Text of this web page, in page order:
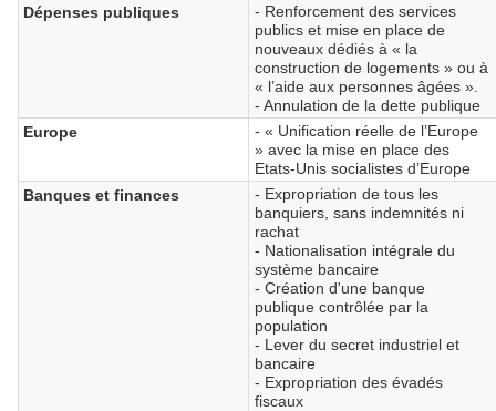
Dépenses publiques
- Renforcement des services
publics et mise en place de
nouveaux dédiés à « la
construction de logements » ou à
« l’aide aux personnes âgées ».
- Annulation de la dette publique
Europe
- « Unification réelle de l’Europe
» avec la mise en place des
Etats-Unis socialistes d’Europe
Banques et finances
- Expropriation de tous les
banquiers, sans indemnités ni
rachat
- Nationalisation intégrale du
système bancaire
- Création d'une banque
publique contrôlée par la
population
- Lever du secret industriel et
bancaire
- Expropriation des évadés
fiscaux